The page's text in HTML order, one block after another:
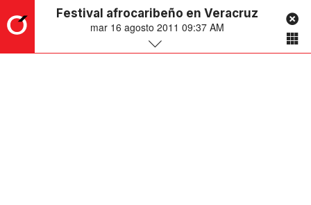
Festival afrocaribeño en Veracruz
mar 16 agosto 2011 09:37 AM